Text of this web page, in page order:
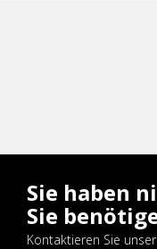
Sie haben
Sie
Kontaktieren Sie